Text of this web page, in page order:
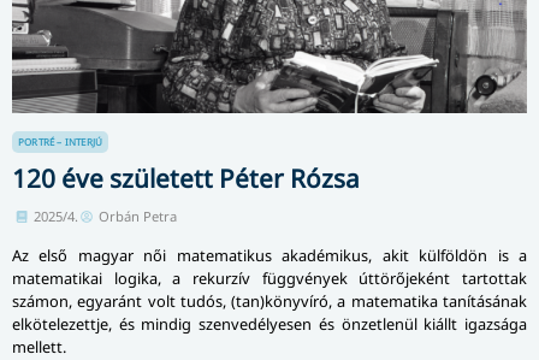
PORTRÉ – INTERJÚ
120 éve született Péter Rózsa
2025/4. Orbán Petra
Az első magyar női matematikus akadémikus, akit külföldön is a
matematikai logika, a rekurzív függvények úttörőjeként tartottak
számon, egyaránt volt tudós, (tan)könyvíró, a matematika tanításának
elkötelezettje, és mindig szenvedélyesen és önzetlenül kiállt igazsága
mellett.